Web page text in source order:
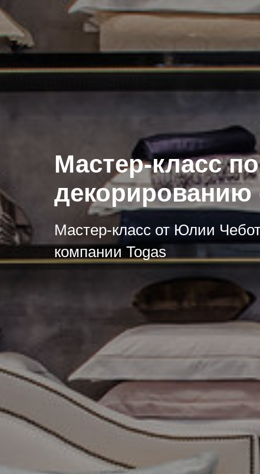
Мастер-класс по
декорированию
Мастер-класс от Юлии
компании Togas